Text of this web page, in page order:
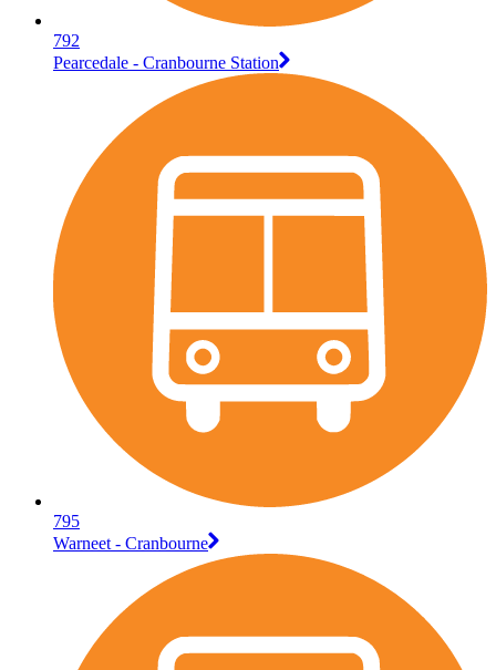
792
Pearcedale - Cranbourne Station
795
Warneet - Cranbourne